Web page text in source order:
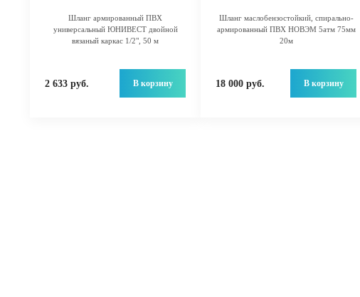
Шланг армированный ПВХ
универсальный ЮНИВЕСТ двойной
вязаный каркас 1/2", 50 м
2 633 руб. В корзину
Шланг маслобензостойкий, спирально-
армированный ПВХ НОВЭМ 5атм 75мм
20м
18 000 руб. В корзину